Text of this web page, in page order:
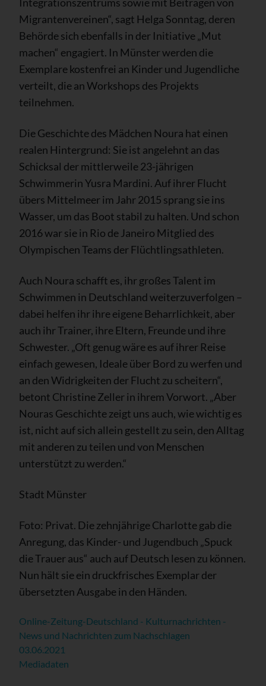
Migrantenvereinen“, sagt Helga Sonntag, deren
Behörde sich ebenfalls in der Initiative „Mut
machen“ engagiert. In Münster werden die
Exemplare kostenfrei an Kinder und Jugendliche
verteilt, die an Workshops des Projekts
teilnehmen.
Die Geschichte des Mädchen Noura hat einen
realen Hintergrund: Sie ist angelehnt an das
Schicksal der mittlerweile 23-jährigen
Schwimmerin Yusra Mardini. Auf ihrer Flucht
übers Mittelmeer im Jahr 2015 sprang sie ins
Wasser, um das Boot stabil zu halten. Und schon
2016 war sie in Rio de Janeiro Mitglied des
Olympischen Teams der Flüchtlingsathleten.
Auch Noura schafft es, ihr großes Talent im
Schwimmen in Deutschland weiterzuverfolgen –
dabei helfen ihr ihre eigene Beharrlichkeit, aber
auch ihr Trainer, ihre Eltern, Freunde und ihre
Schwester. „Oft genug wäre es auf ihrer Reise
einfach gewesen, Ideale über Bord zu werfen und
an den Widrigkeiten der Flucht zu scheitern“,
betont Christine Zeller in ihrem Vorwort. „Aber
Nouras Geschichte zeigt uns auch, wie wichtig es
ist, nicht auf sich allein gestellt zu sein, den Alltag
mit anderen zu teilen und von Menschen
unterstützt zu werden.“
Stadt Münster
Foto: Privat. Die zehnjährige Charlotte gab die
Anregung, das Kinder- und Jugendbuch „Spuck
die Trauer aus“ auch auf Deutsch lesen zu können.
Nun hält sie ein druckfrisches Exemplar der
übersetzten Ausgabe in den Händen.
Online-Zeitung-Deutschland - Kulturnachrichten -
News und Nachrichten zum Nachschlagen
03.06.2021
Mediadaten